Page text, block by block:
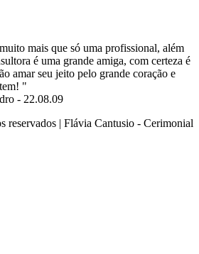
mais que só uma profissional, além
é uma grande amiga, com certeza é
amar seu jeito pelo grande coração e
"
- 22.08.09
reservados | Flávia Cantusio - Cerimonial